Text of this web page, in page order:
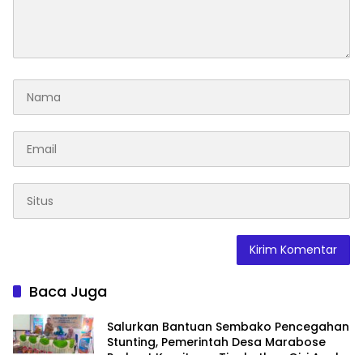
Baca Juga
Salurkan Bantuan Sembako Pencegahan
Stunting, Pemerintah Desa Marabose